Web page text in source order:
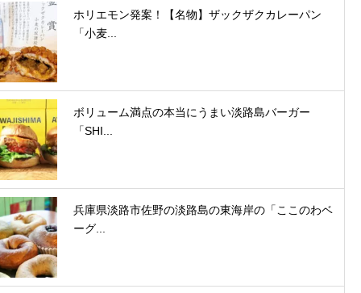
ホリエモン発案！【名物】ザックザクカレーパン
「小麦...
ボリューム満点の本当にうまい淡路島バーガー
「SHI...
兵庫県淡路市佐野の淡路島の東海岸の「ここのわベ
ーグ...